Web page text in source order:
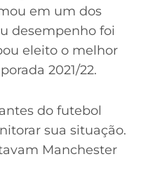
em um dos
desempenho foi
eleito o melhor
2021/22.
do futebol
sua situação.
Manchester